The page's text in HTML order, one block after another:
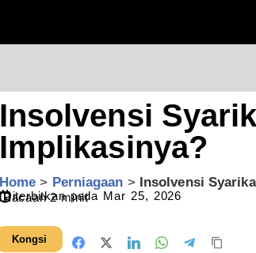
Insolvensi
Implikasinya?
Home > Perniagaan > Insolvensi
Diterbitkan pada Mar 25, 2026
Bacaan2 minit
Kongsi